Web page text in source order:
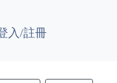
入/註冊